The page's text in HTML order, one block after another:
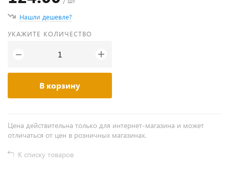
Нашли дешевле?
УКАЖИТЕ КОЛИЧЕСТВО
− +
В корзину
Цена действительна только для интернет-магазина и может
отличаться от цен в розничных магазинах.
К списку товаров